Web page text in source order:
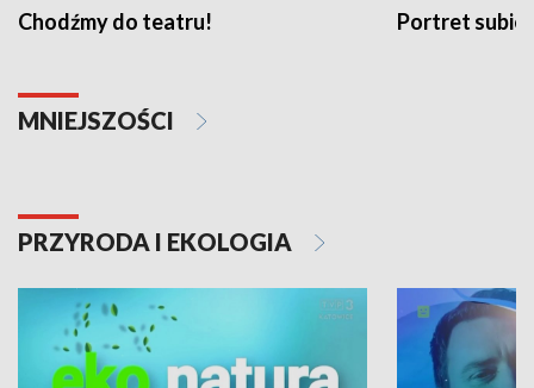
Chodźmy do teatru! Portret
MNIEJSZOŚCI
PRZYRODA I EKOLOGIA